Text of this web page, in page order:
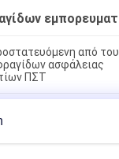
από
ασφάλειας
ΠΣΤ
ιχνηλατών 4G ΠΣΤ
εντοπίζει την